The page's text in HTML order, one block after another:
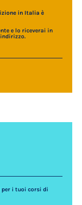
in Italia è
e lo riceverai in
i tuoi corsi di